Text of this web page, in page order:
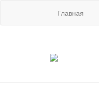
Главная